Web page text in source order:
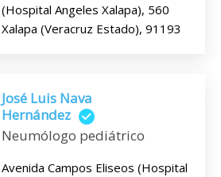
(Hospital Angeles Xalapa), 560
Xalapa (Veracruz Estado), 91193
José Luis Nava
Hernández
Neumólogo pediátrico
Avenida Campos Eliseos (Hospital